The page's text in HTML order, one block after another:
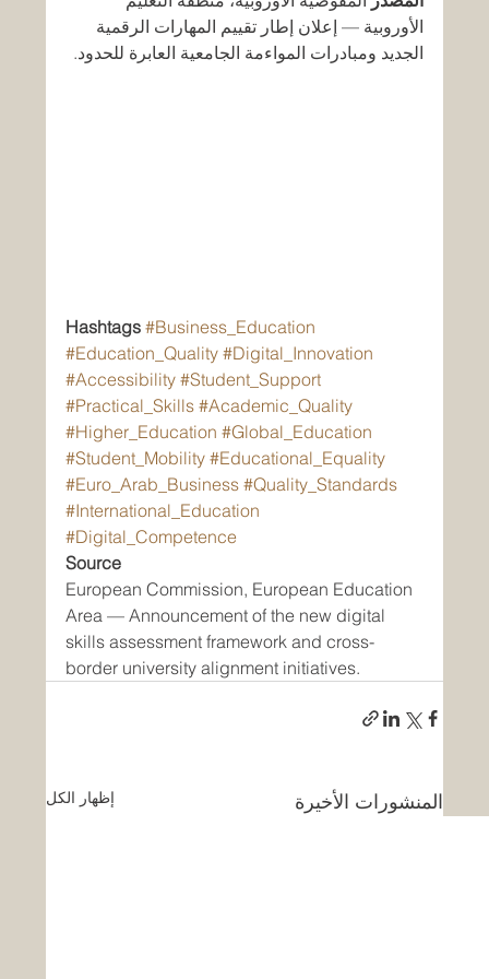
الأوروبية — إعلان إطار تقييم المهارات الرقمية
الجديد ومبادرات المواءمة الجامعية العابرة للحدود.
Hashtags #Business_Education
#Education_Quality #Digital_Innovation
#Accessibility #Student_Support
#Practical_Skills #Academic_Quality
#Higher_Education #Global_Education
#Student_Mobility #Educational_Equality
#Euro_Arab_Business #Quality_Standards
#International_Education
#Digital_Competence
Source
European Commission, European Education
Area — Announcement of the new digital
skills assessment framework and cross-
border university alignment initiatives.
المنشورات الأخيرة إظهار الكل